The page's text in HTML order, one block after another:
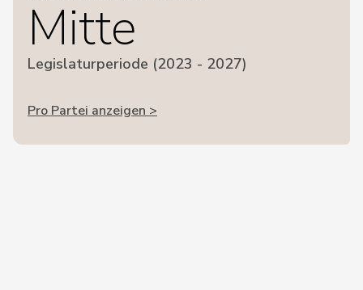
Mitte
Legislaturperiode (2023 - 2027)
Pro Partei anzeigen >